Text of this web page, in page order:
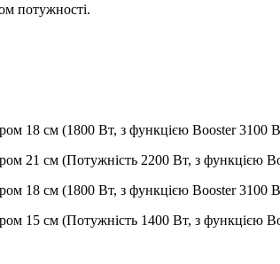
потужності.
18 см (1800 Вт, з функцією Booster
21 см (Потужність 2200 Вт, з функцією
18 см (1800 Вт, з функцією Booster 3100
15 см (Потужність 1400 Вт, з функцією